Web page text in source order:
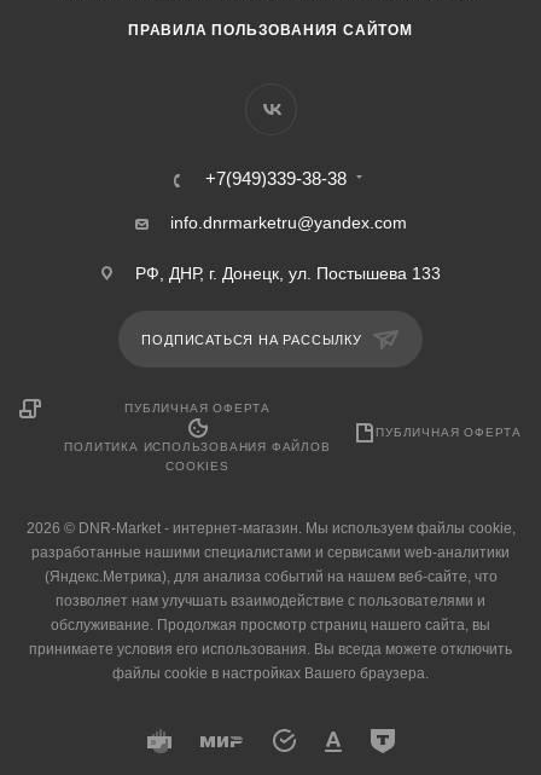
ПРАВИЛА ПОЛЬЗОВАНИЯ САЙТОМ
+7(949)339-38-38
info.dnrmarketru@yandex.com
РФ, ДНР, г. Донецк, ул. Постышева 133
ПОДПИСАТЬСЯ НА РАССЫЛКУ
ПУБЛИЧНАЯ ОФЕРТА
ПОЛИТИКА ИСПОЛЬЗОВАНИЯ ФАЙЛОВ
COOKIES
ПУБЛИЧНАЯ ОФЕРТА
2026 © DNR-Market - интернет-магазин. Мы используем файлы cookie,
разработанные нашими специалистами и сервисами web-аналитики
(Яндекс.Метрика), для анализа событий на нашем веб-сайте, что
позволяет нам улучшать взаимодействие с пользователями и
обслуживание. Продолжая просмотр страниц нашего сайта, вы
принимаете условия его использования. Вы всегда можете отключить
файлы cookie в настройках Вашего браузера.